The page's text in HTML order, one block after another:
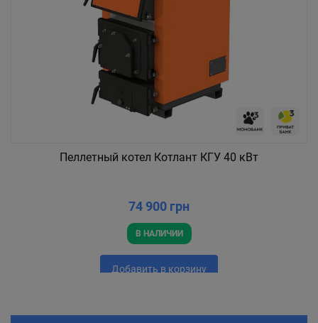
Пеллетный котел Котлант КГУ 40 кВт
74 900 грн
В НАЛИЧИИ
Добавить в корзину